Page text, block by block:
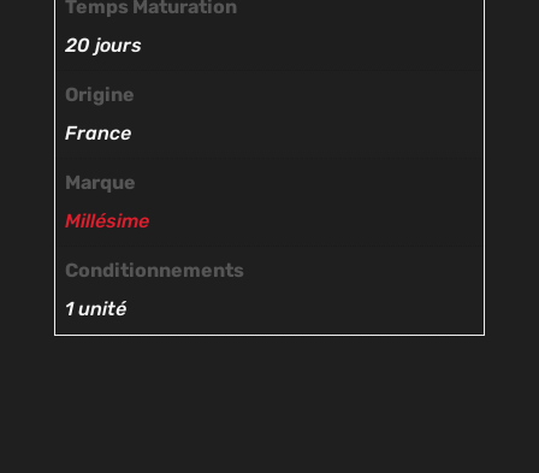
Temps Maturation
20 jours
Origine
France
Marque
Millésime
Conditionnements
1 unité